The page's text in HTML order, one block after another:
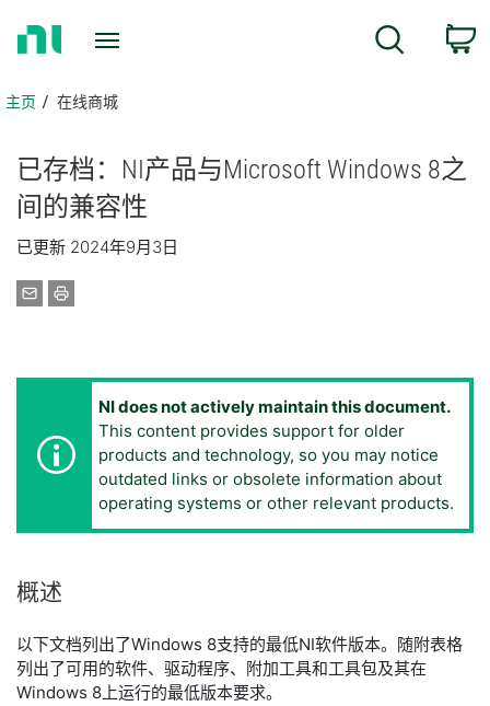
页主页 在线商城
已存档： NI产品与Microsoft Windows 8之
间 的兼容性
已更新 2024年9月3日
NI does not actively maintain this document.
This content provides support for older
products and technology, so you may notice
outdated links or obsolete information about
operating systems or other relevant products.
概述
以下文档列出了Windows 8支持的最低NI软件版本。随附表格
列出了可用的软件、驱动程序、附加工具和工具包及其在
Windows 8上运行的最低版本要求。